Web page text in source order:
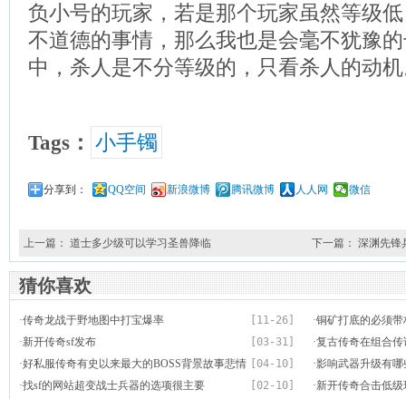
负小号的玩家，若是那个玩家虽然等级
不道德的事情，那么我也是会毫不犹豫
中，杀人是不分等级的，只看杀人的动
Tags： 小手镯
分享到： QQ空间 新浪微博 腾讯微博 人人网 微信
上一篇： 道士多少级可以学习圣兽降临 下一篇： 深渊先锋
猜你喜欢
[11-26]
·传奇龙战于野地图中打宝爆率 ·铜矿打底的必须
们很好的去玩
[03-31]
·新开传奇sf发布 ·复古传奇在组合
[04-10]
·好私服传奇有史以来最大的BOSS背景故事悲情
原是玛法守护神
·影响武器升级有
[02-10]
·找sf的网站超变战士兵器的选项很主要 ·新开传奇合击低